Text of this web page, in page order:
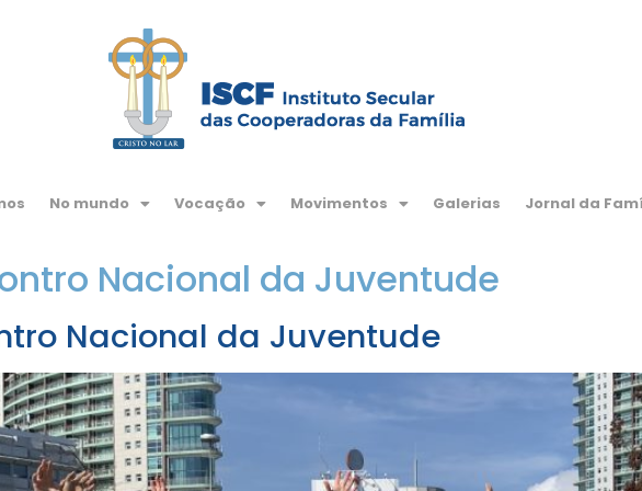
No mundo Vocação Movimentos Galerias Jornal da
Nacional da Juventude
Nacional da Juventude